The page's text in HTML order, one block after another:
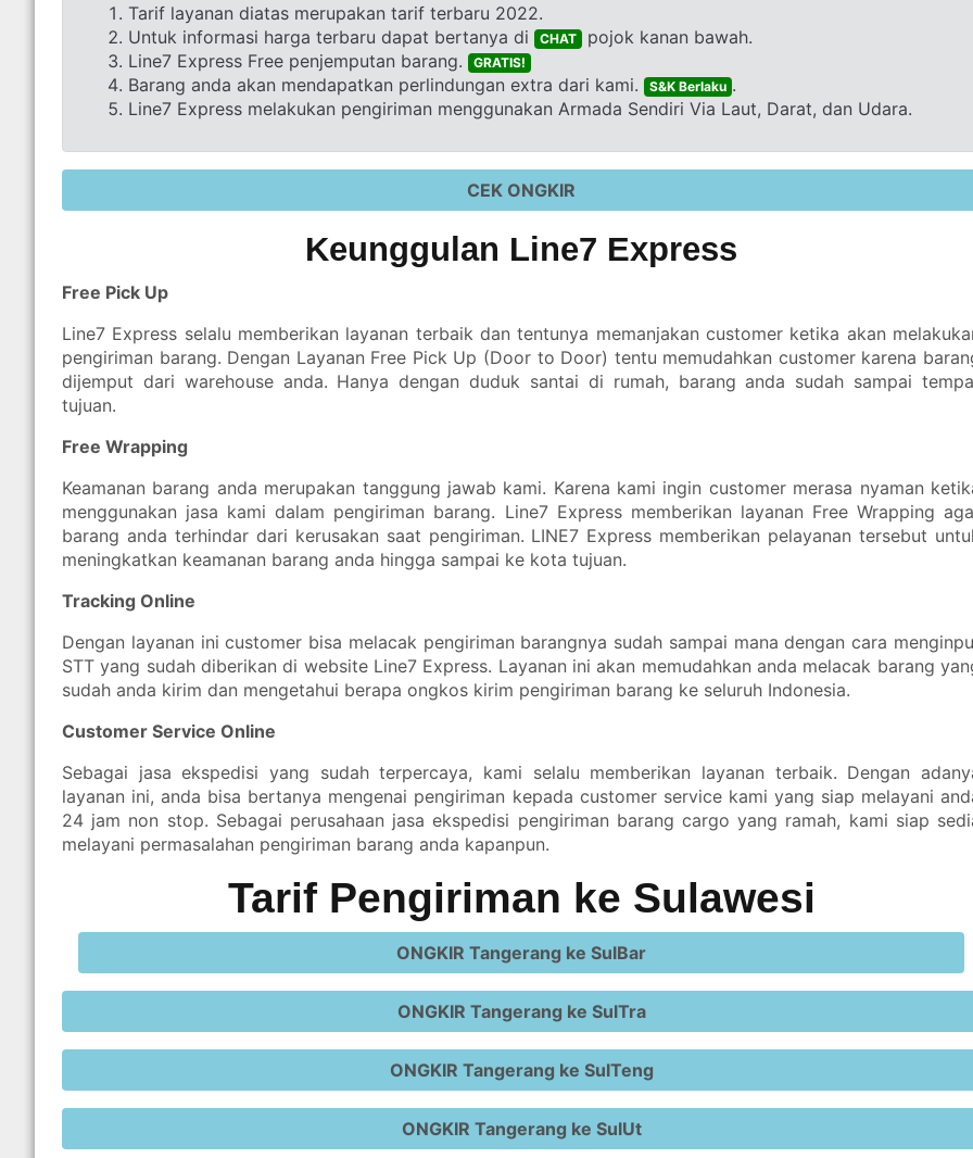
Tarif layanan diatas merupakan tarif terbaru 2022.
Untuk informasi harga terbaru dapat bertanya di
CHAT pojok kanan bawah.
Line7 Express Free penjemputan barang.
GRATIS!
Barang anda akan mendapatkan perlindungan extra dari kami. S&K Berlaku .
Line7 Express melakukan pengiriman menggunakan Armada Sendiri Via Laut, Darat, dan Udara.
CEK ONGKIR
Keunggulan Line7 Express
Free Pick Up
Line7 Express selalu memberikan layanan terbaik dan tentunya memanjakan customer ketika akan
pengiriman barang. Dengan Layanan Free Pick Up (Door to Door) tentu memudahkan customer karena
dijemput dari warehouse anda. Hanya dengan duduk santai di rumah, barang anda sudah sampai
tujuan.
Free Wrapping
Keamanan barang anda merupakan tanggung jawab kami. Karena kami ingin customer merasa nyaman
menggunakan jasa kami dalam pengiriman barang. Line7 Express memberikan layanan Free Wrapping
barang anda terhindar dari kerusakan saat pengiriman. LINE7 Express memberikan pelayanan tersebut
meningkatkan keamanan barang anda hingga sampai ke kota tujuan.
Tracking Online
Dengan layanan ini customer bisa melacak pengiriman barangnya sudah sampai mana dengan cara
STT yang sudah diberikan di website Line7 Express. Layanan ini akan memudahkan anda melacak barang
sudah anda kirim dan mengetahui berapa ongkos kirim pengiriman barang ke seluruh Indonesia.
Customer Service Online
Sebagai jasa ekspedisi yang sudah terpercaya, kami selalu memberikan layanan terbaik. Dengan
layanan ini, anda bisa bertanya mengenai pengiriman kepada customer service kami yang siap melayani
24 jam non stop. Sebagai perusahaan jasa ekspedisi pengiriman barang cargo yang ramah, kami siap
melayani permasalahan pengiriman barang anda kapanpun.
Tarif Pengiriman ke Sulawesi
ONGKIR Tangerang ke SulBar
ONGKIR Tangerang ke SulTra
ONGKIR Tangerang ke SulTeng
ONGKIR Tangerang ke SulUt